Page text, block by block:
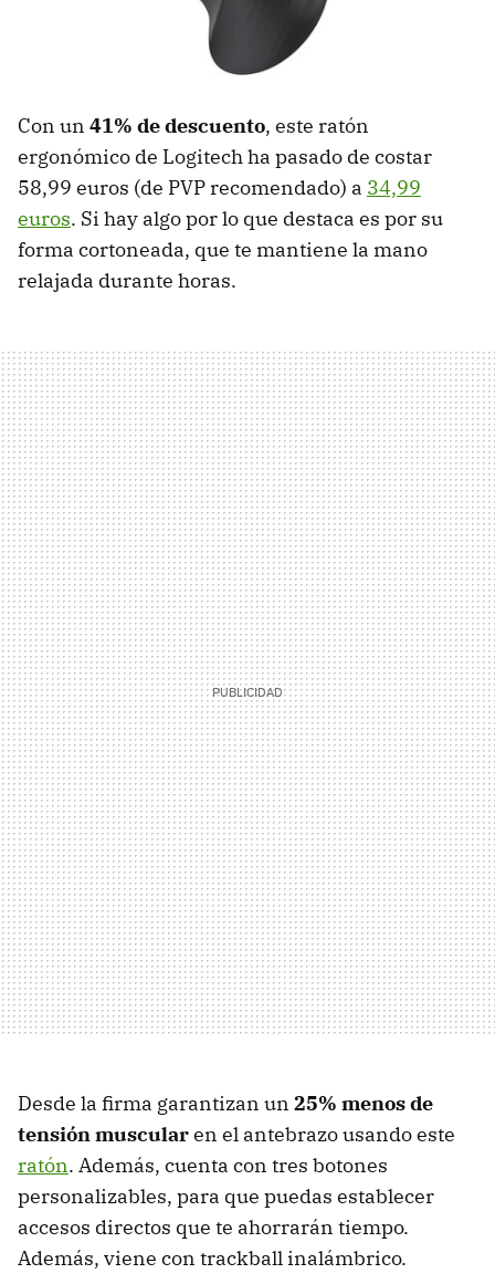
Con un 41% de descuento, este ratón
ergonómico de Logitech ha pasado de costar
58,99 euros (de PVP recomendado) a 34,99
euros. Si hay algo por lo que destaca es por su
forma cortoneada, que te mantiene la mano
relajada durante horas.
Desde la firma garantizan un 25% menos de
tensión muscularen el antebrazo usando este
ratón. Además, cuenta con tres botones
personalizables, para que puedas establecer
accesos directos que te ahorrarán tiempo.
Además, viene con trackball inalámbrico.